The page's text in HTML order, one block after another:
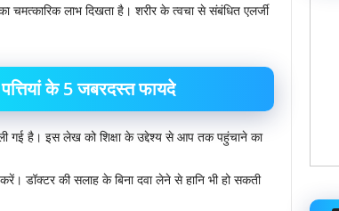
चमत्कारिक लाभ दिखता है। शरीर के त्वचा से संबंधित एलर्जी
के 5 जबरदस्त फायदे
गई है। इस लेख को शिक्षा के उद्देश्य से आप तक पहुंचाने का
डॉक्टर की सलाह के बिना दवा लेने से हानि भी हो सकती